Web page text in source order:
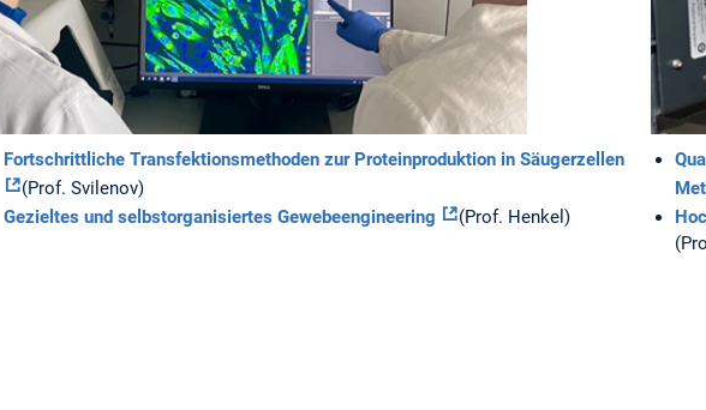
Fortschrittliche Transfektionsmethoden zur Proteinproduktion in Säugerzellen
(Prof. Svilenov)
Gezieltes und selbstorganisiertes Gewebeengineering
(Prof. Henkel)